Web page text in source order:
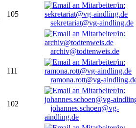
105
sekretariat@vg-aindling.de
archiv@todtenweis.de
111
ramona.rott@vg-
102
johannes.schoen@vg-
aindling.de